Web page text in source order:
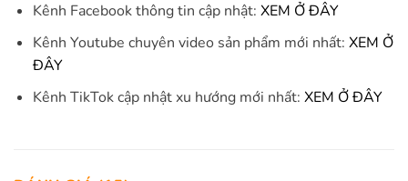
Kênh Facebook thông tin cập nhật: XEM Ở ĐÂY
Kênh Youtube chuyên video sản phẩm mới nhất: XEM Ở
ĐÂY
Kênh TikTok cập nhật xu hướng mới nhất: XEM Ở ĐÂY